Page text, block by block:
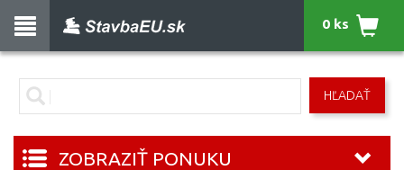
HĽADAŤ
0 ks
ZOBRAZIŤ PONUKU